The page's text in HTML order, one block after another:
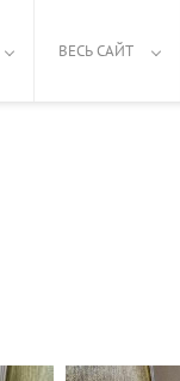
ВЕСЬ САЙТ